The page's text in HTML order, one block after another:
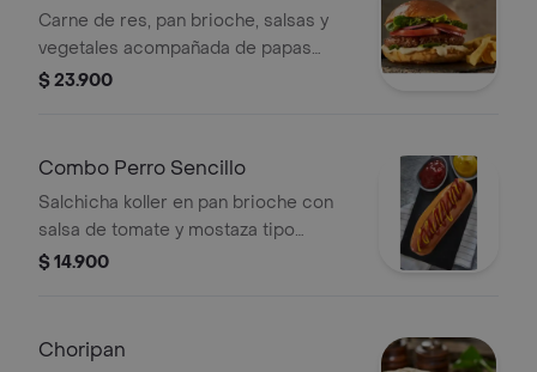
Wow
Carne de res, pan brioche, salsas y
vegetales acompañada de papas
fritas y gaseosa. plu: 3449817.
$ 23.900
Combo Perro Sencillo
Salchicha koller en pan brioche con
salsa de tomate y mostaza tipo
americano y gaseosa en lata plu:
$ 14.900
Choripan